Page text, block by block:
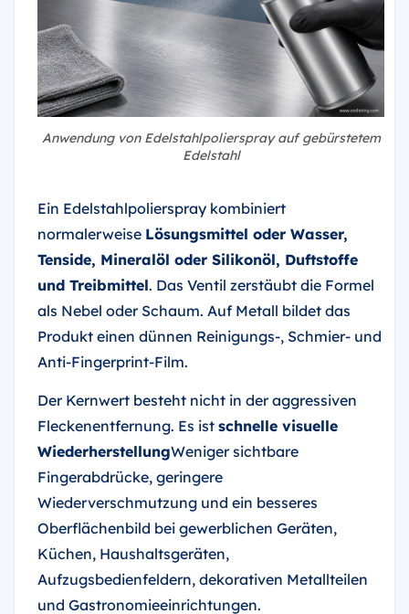
Anwendung von Edelstahlpolierspray auf gebürstetem
Edelstahl
Ein Edelstahlpolierspray kombiniert
normalerweise Lösungsmittel oder Wasser,
Tenside, Mineralöl oder Silikonöl, Duftstoffe
und Treibmittel. Das Ventil zerstäubt die Formel
als Nebel oder Schaum. Auf Metall bildet das
Produkt einen dünnen Reinigungs-, Schmier- und
Anti-Fingerprint-Film.
Der Kernwert besteht nicht in der aggressiven
Fleckenentfernung. Es ist schnelle visuelle
WiederherstellungWeniger sichtbare
Fingerabdrücke, geringere
Wiederverschmutzung und ein besseres
Oberflächenbild bei gewerblichen Geräten,
Küchen, Haushaltsgeräten,
Aufzugsbedienfeldern, dekorativen Metallteilen
und Gastronomieeinrichtungen.